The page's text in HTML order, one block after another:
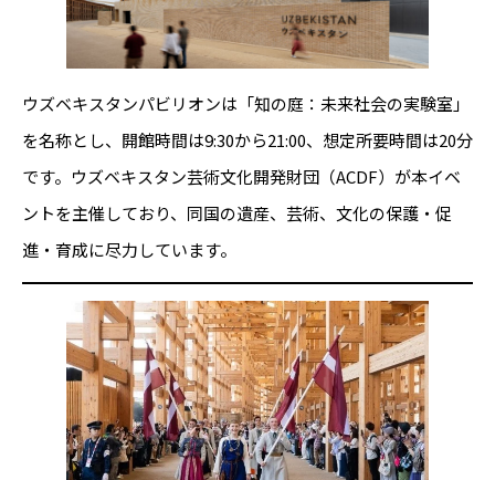
ウズベキスタンパビリオンは「知の庭：未来社会の実験室」
を名称とし、開館時間は9:30から21:00、想定所要時間は20分
です。ウズベキスタン芸術文化開発財団（ACDF）が本イベ
ントを主催しており、同国の遺産、芸術、文化の保護・促
進・育成に尽力しています。